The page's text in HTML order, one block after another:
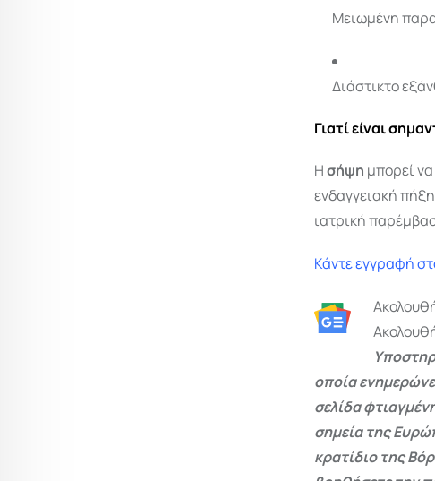
Μειωμένη
Διάστικτο
Γιατί είναι
Ησήψη μπορεί
ενδαγγειακή
ιατρική
Κάντε εγγραφή
οποία
σελίδα
σημεία της
κρατίδιο της